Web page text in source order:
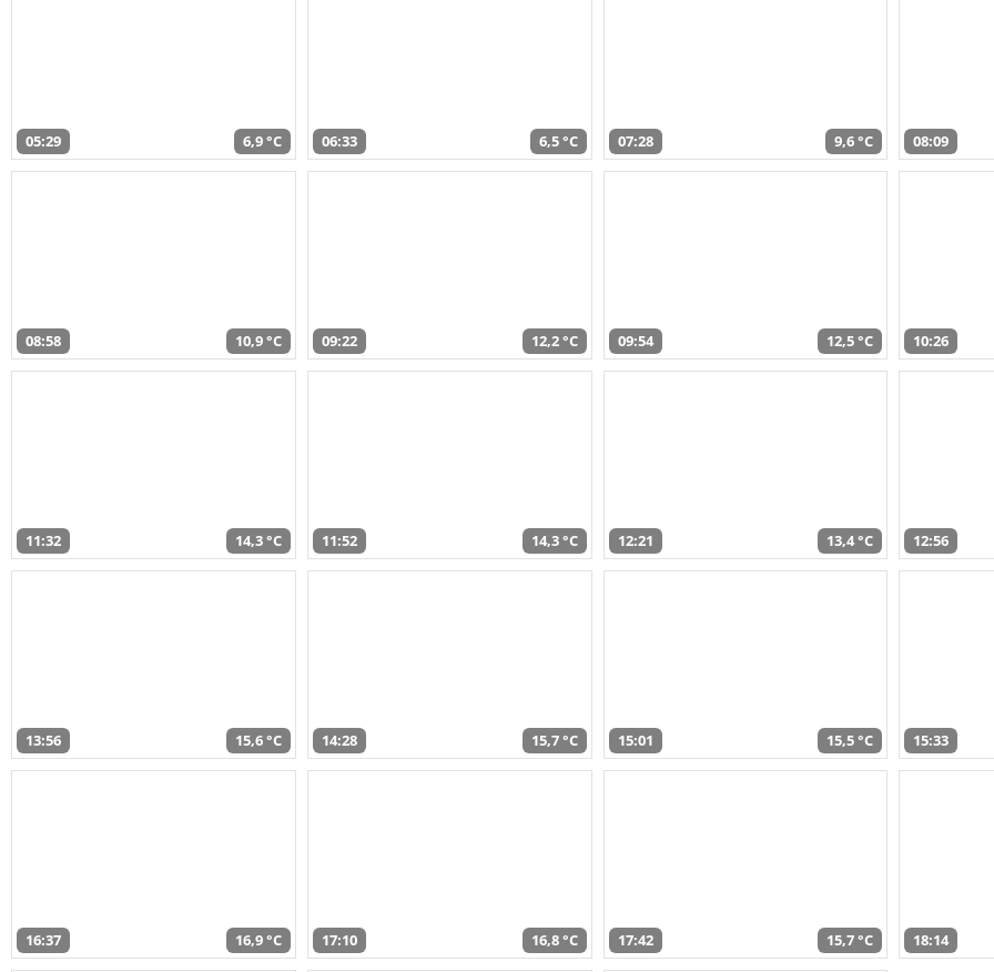
05:29 6,9 °C 06:33 6,5 °C 07:28 9,6 °C 08:09
08:58 10,9 °C 09:22 12,2 °C 09:54 12,5 °C 10:26
11:32 14,3 °C 11:52 14,3 °C 12:21 13,4 °C 12:56
13:56 15,6 °C 14:28 15,7 °C 15:01 15,5 °C 15:33
16:37 16,9 °C 17:10 16,8 °C 17:42 15,7 °C 18:14